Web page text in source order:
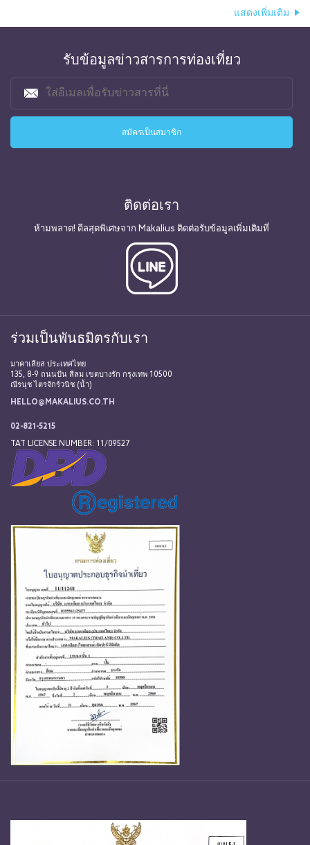
แสดงเพิ่มเติม
รับข้อมูลข่าวสารการท่องเที่ยว
ติดต่อเรา
ห้ามพลาด! ดีลสุดพิเศษจาก Makalius ติดต่อรับข้อมูลเพิ่มเติมที่
ร่วมเป็นพันธมิตรกับเรา
มาคาเลียส ประเทศไทย
135, 8-9 ถนนปัน สีลม เขตบางรัก กรุงเทพ 10500
ณีรนุช ไตรจักร์วนิช (น้ำ)
HELLO@MAKALIUS.CO.TH
02-821-5215
TAT LICENSE NUMBER: 11/09527